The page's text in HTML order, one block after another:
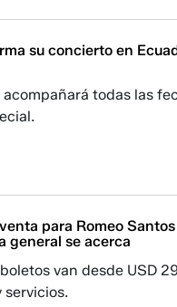
su concierto en
todas las
para Romeo
general se acerca
van desde USD
servicios.